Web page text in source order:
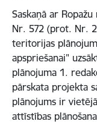
Saskaņā ar
Nr. 572 (prot. Nr.
teritorijas
apspriešanai"
plānojuma 1.
pārskata projekta
plānojums ir
attīstības